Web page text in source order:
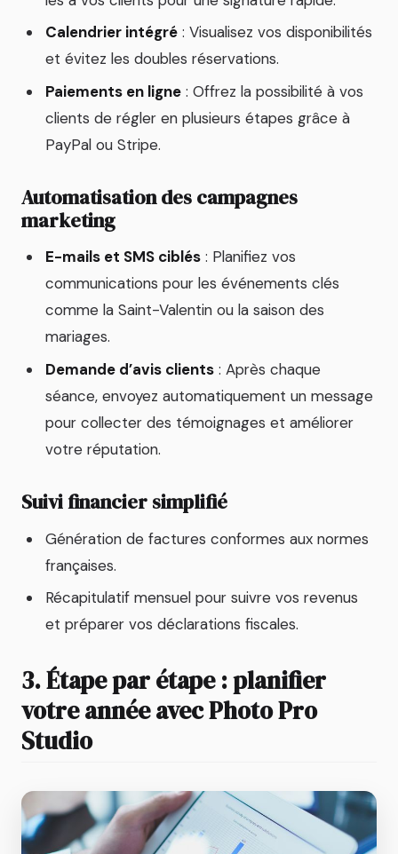
Calendrier intégré : Visualisez vos disponibilités
et évitez les doubles réservations.
Paiements en ligne : Offrez la possibilité à vos
clients de régler en plusieurs étapes grâce à
PayPal ou Stripe.
Automatisation des campagnes
marketing
E-mails et SMS ciblés : Planifiez vos
communications pour les événements clés
comme la Saint-Valentin ou la saison des
mariages.
Demande d’avis clients : Après chaque
séance, envoyez automatiquement un message
pour collecter des témoignages et améliorer
votre réputation.
Suivi financier simplifié
Génération de factures conformes aux normes
françaises.
Récapitulatif mensuel pour suivre vos revenus
et préparer vos déclarations fiscales.
3. Étape par étape : planifier
votre année avec Photo Pro
Studio